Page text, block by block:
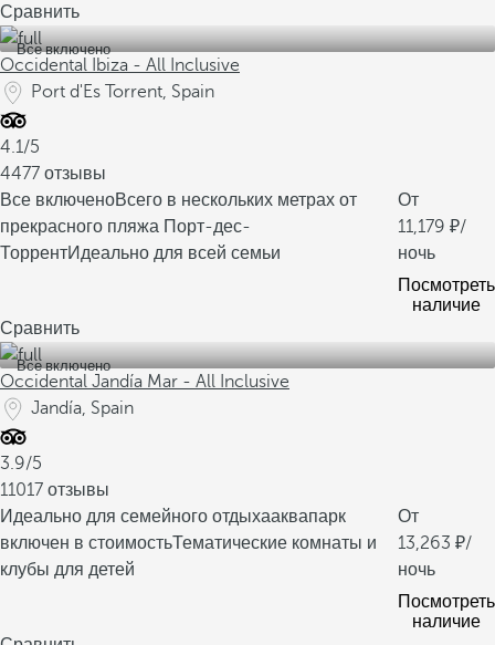
Сравнить
Все включено
Occidental Ibiza - All Inclusive
Port d'Es Torrent, Spain
4.1/5
4477 отзывы
Все включеноВсего в нескольких метрах от
прекрасного пляжа Порт-дес-
ТоррентИдеально для всей семьи
От
11,179
/
ночь
Посмотреть
наличие
Сравнить
Все включено
Occidental Jandía Mar - All Inclusive
Jandía, Spain
3.9/5
11017 отзывы
Идеально для семейного отдыхааквапарк
включен в стоимостьТематические комнаты и
клубы для детей
От
13,263
/
ночь
Посмотреть
наличие